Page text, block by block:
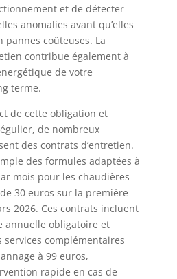
et de détecter
anomalies avant qu’elles
coûteuses. La
contribue également à
de votre
terme.
de cette obligation et
de nombreux
des contrats d’entretien.
des formules adaptées à
mois pour les chaudières
30 euros sur la première
2026. Ces contrats incluent
annuelle obligatoire et
complémentaires
à 99 euros,
rapide en cas de